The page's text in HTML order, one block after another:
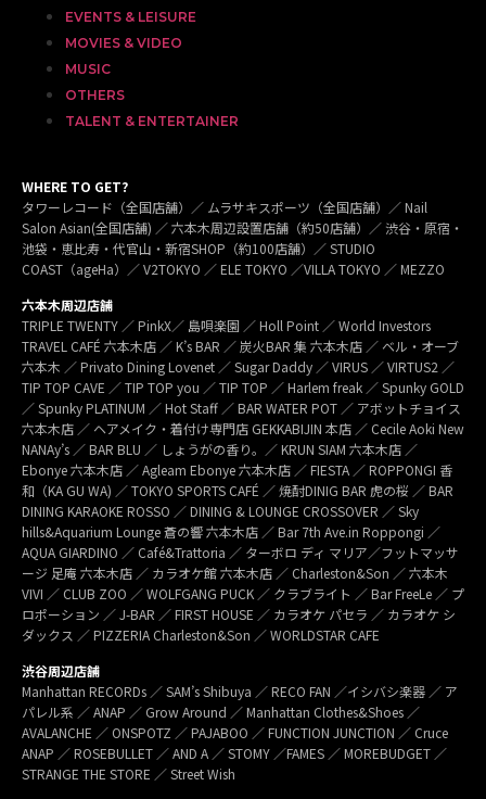
EVENTS & LEISURE
MOVIES & VIDEO
MUSIC
OTHERS
TALENT & ENTERTAINER
WHERE TO GET?
タワーレコード（全国店舗）／ ムラサキスポーツ（全国店舗）／ Nail
Salon Asian(全国店舗) ／ 六本木周辺設置店舗（約50店舗）／ 渋谷・原宿・
池袋・恵比寿・代官山・新宿SHOP（約100店舗）／ STUDIO
COAST（ageHa）／ V2TOKYO ／ ELE TOKYO ／VILLA TOKYO ／ MEZZO
六本木周辺店舗
TRIPLE TWENTY ／ PinkX／ 島唄楽園 ／ Holl Point ／ World Investors
TRAVEL CAFÉ 六本木店 ／ K’s BAR ／ 炭火BAR 集 六本木店 ／ ベル・オーブ
六本木 ／ Privato Dining Lovenet ／ Sugar Daddy ／ VIRUS ／ VIRTUS2 ／
TIP TOP CAVE ／ TIP TOP you ／ TIP TOP ／ Harlem freak ／ Spunky GOLD
／ Spunky PLATINUM ／ Hot Staff ／ BAR WATER POT ／ アボットチョイス
六本木店 ／ ヘアメイク・着付け専門店 GEKKABIJIN 本店 ／ Cecile Aoki New
NANAy’s ／ BAR BLU ／ しょうがの香り。／ KRUN SIAM 六本木店 ／
Ebonye 六本木店 ／ Agleam Ebonye 六本木店 ／ FIESTA ／ ROPPONGI 香
和（KA GU WA) ／ TOKYO SPORTS CAFÉ ／ 焼酎DINIG BAR 虎の桜 ／ BAR
DINING KARAOKE ROSSO ／ DINING & LOUNGE CROSSOVER ／ Sky
hills&Aquarium Lounge 蒼の響 六本木店 ／ Bar 7th Ave.in Roppongi ／
AQUA GIARDINO ／ Café&Trattoria ／ ターボロ ディ マリア／フットマッサ
ージ 足庵 六本木店 ／ カラオケ館 六本木店 ／ Charleston&Son ／ 六本木
VIVI ／ CLUB ZOO ／ WOLFGANG PUCK ／ クラブライト ／ Bar FreeLe ／ プ
ロポーション ／ J-BAR ／ FIRST HOUSE ／ カラオケ パセラ ／ カラオケ シ
ダックス ／ PIZZERIA Charleston&Son ／ WORLDSTAR CAFE
渋谷周辺店舗
Manhattan RECORDs ／ SAM’s Shibuya ／ RECO FAN ／イシバシ楽器 ／ ア
パレル系 ／ ANAP ／ Grow Around ／ Manhattan Clothes&Shoes ／
AVALANCHE ／ ONSPOTZ ／ PAJABOO ／ FUNCTION JUNCTION ／ Cruce
ANAP ／ ROSEBULLET ／ AND A ／ STOMY ／FAMES ／ MOREBUDGET ／
STRANGE THE STORE ／ Street Wish